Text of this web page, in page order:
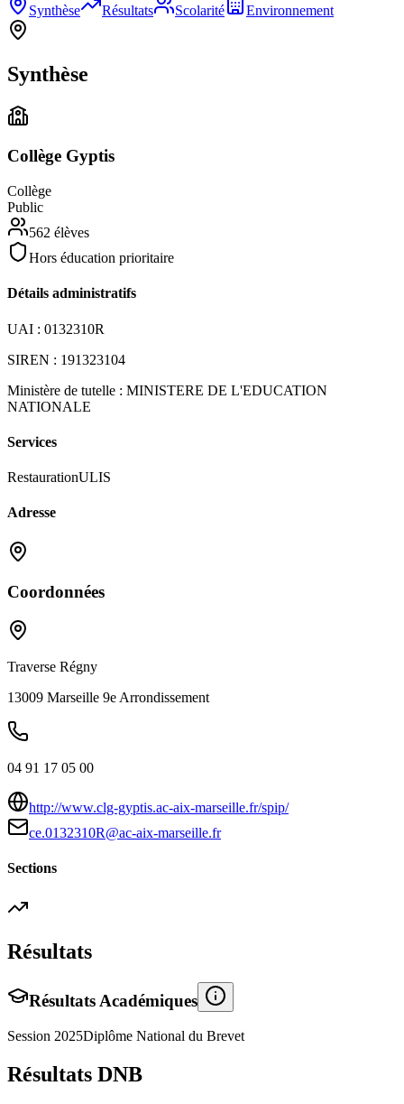
Synthèse
Résultats Scolarité Environnement
Synthèse
Collège Gyptis
Collège
Public
562 élèves
Hors éducation prioritaire
Détails administratifs
UAI : 0132310R
SIREN : 191323104
Ministère de tutelle : MINISTERE DE L'EDUCATION
NATIONALE
Services
RestaurationULIS
Adresse
Coordonnées
Traverse Régny
13009 Marseille 9e Arrondissement
04 91 17 05 00
http://www.clg-gyptis.ac-aix-marseille.fr/spip/
ce.0132310R@ac-aix-marseille.fr
Sections
Résultats
Résultats Académiques
Session 2025Diplôme National du Brevet
Résultats DNB